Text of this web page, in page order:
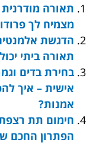
תאורה
מצמיח לך
הדגשת
תאורה ביתי
בחירת בדים
אישית – איך
אמנות?
חימום תת
הפתרון החכם